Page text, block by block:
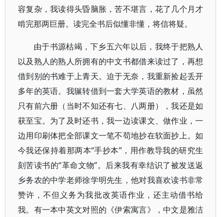
容复杂，我读得头昏脑胀，苦不堪言，花了几个月才
啃完那两巨册。读完全书后似懂非懂，将信将疑。
由于书源枯竭，下乡五六年以后，我终于把熟人
以及熟人的熟人所拥有的中文书都借来读过了，再想
借到别的书难于上青天。迫于无奈，我重新捡起丢开
多年的英语。我辗转借到一套大学英语的教材，虽然
只有前六册（当时不知还有七、八两册），我还是如
获至宝。为了及时还书，我一边读课文、做作业，一
边用印刷体把全部课文一笔不苟地抄在软面抄上。如
今我还保持着那两本“手抄本”，用作教导我的研究生
刻苦读书的“革命文物”。后来我有幸结识了被发送返
乡务农的中学老师徐学明先生，他对我喜欢读书非常
赞许，不但义务为我批改英语作业，还主动借书给
我。有一本中英文对照的《伊索寓言》，中文是雅洁